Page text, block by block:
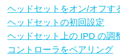
ヘッドセットをオン/オフす
ヘッドセットの初回設定
ヘッドセット上の IPD の調
コントローラをペアリング